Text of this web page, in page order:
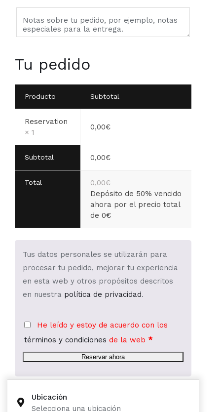
Tu pedido
Producto Subtotal
Reservation
× 1
0,00€
Subtotal 0,00€
Total 0,00€
Depósito de 50% vencido
ahora por el precio total
de 0€
Tus datos personales se utilizarán para
procesar tu pedido, mejorar tu experiencia
en esta web y otros propósitos descritos
en nuestra política de privacidad.
He leído y estoy de acuerdo con los
términos y condiciones de la web *
Reservar ahora
Ubicación
Selecciona una ubicación